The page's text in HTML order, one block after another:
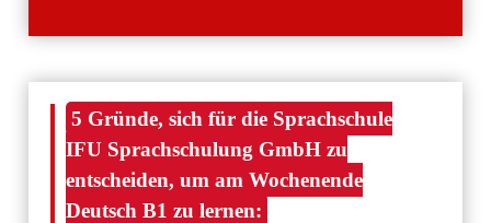
5 Gründe, sich für die Sprachschule
IFU Sprachschulung GmbH zu
entscheiden, um am Wochenende
Deutsch B1 zu lernen: